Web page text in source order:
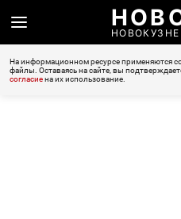
На информационном ресурсе применяются
файлы. Оставаясь на сайте, вы
согласиена их использование.